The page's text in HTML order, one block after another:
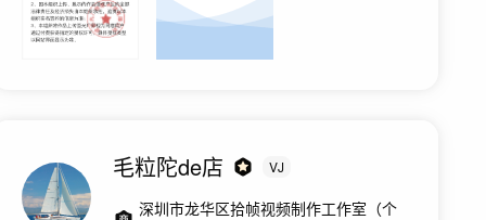
毛粒陀de店 VJ
深圳市龙华区拾帧视频制作工作室（个